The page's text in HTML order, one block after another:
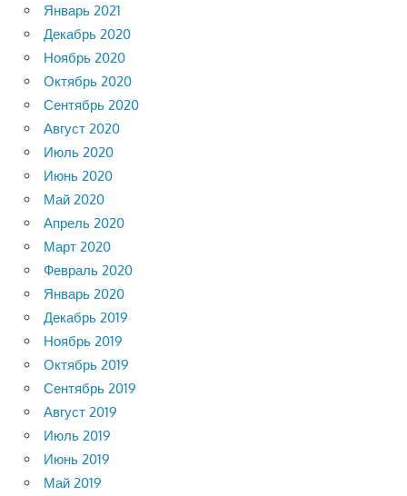
Январь 2021
Декабрь 2020
Ноябрь 2020
Октябрь 2020
Сентябрь 2020
Август 2020
Июль 2020
Июнь 2020
Май 2020
Апрель 2020
Март 2020
Февраль 2020
Январь 2020
Декабрь 2019
Ноябрь 2019
Октябрь 2019
Сентябрь 2019
Август 2019
Июль 2019
Июнь 2019
Май 2019